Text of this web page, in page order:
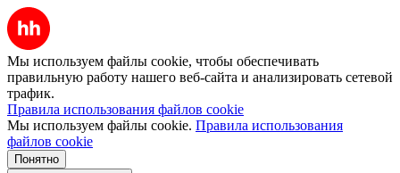
Мы используем файлы cookie, чтобы обеспечивать
правильную работу нашего веб-сайта и анализировать сетевой
трафик.
Правила использования файлов cookie
Мы используем файлы cookie. Правила использования
файлов cookie
Понятно